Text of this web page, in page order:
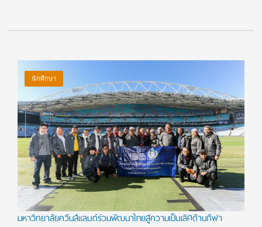
นักศึกษา
มหาวิทยาลัยควีนส์แลนด์ร่วมพัฒนาไทยสู่ความเป็นเลิศด้านกีฬา